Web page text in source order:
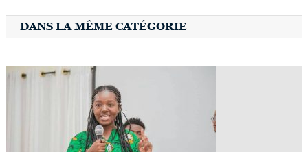
DANS LA MÊME CATÉGORIE